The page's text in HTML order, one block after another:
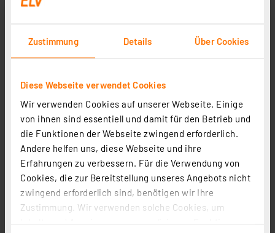
Zustimmung Details Über Cookies
Diese Webseite verwendet Cookies
Wir verwenden Cookies auf unserer Webseite. Einige
von ihnen sind essentiell und damit für den Betrieb und
die Funktionen der Webseite zwingend erforderlich.
Andere helfen uns, diese Webseite und ihre
Erfahrungen zu verbessern. Für die Verwendung von
Cookies, die zur Bereitstellung unseres Angebots nicht
zwingend erforderlich sind, benötigen wir Ihre
Zustimmung. Wir verwenden solche Cookies, um
ELV Power Lithium-Knopfzelle CR 2032
Artikel-Nr. 107291
2 3 4 5 (5)
Statt 0,55 € **